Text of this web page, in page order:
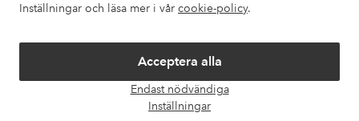
Inställningar och läsa mer i vår cookie-policy.
Acceptera alla
Endast nödvändiga
Inställningar